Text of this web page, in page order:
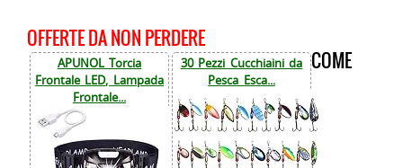
OFFERTE DA NON PERDERE
APUNOL Torcia
Frontale LED, Lampada
Frontale...
30 Pezzi Cucchiaini da
Pesca Esca...
COME